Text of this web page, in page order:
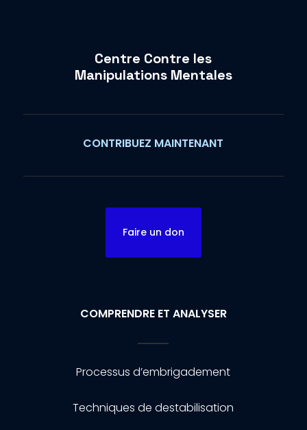
Centre Contre les
Manipulations Mentales
CONTRIBUEZ MAINTENANT
Faire un don
COMPRENDRE ET ANALYSER
Processus d’embrigadement
Techniques de destabilisation